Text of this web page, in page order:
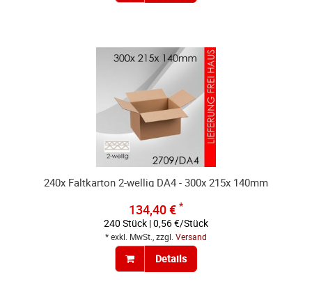
240x Faltkarton 2-wellig DA4 - 300x 215x 140mm
134,40 € *
240 Stück | 0,56 €/Stück
* exkl. MwSt., zzgl. Versand
Details